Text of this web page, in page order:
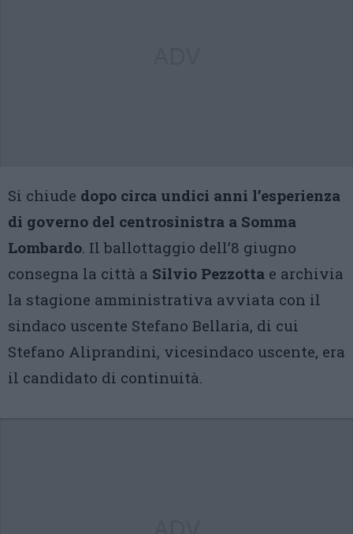
Si chiude dopo circa undici anni l’esperienza
di governo del centrosinistra a Somma
Lombardo. Il ballottaggio dell’8 giugno
consegna la città a Silvio Pezzotta e archivia
la stagione amministrativa avviata con il
sindaco uscente Stefano Bellaria, di cui
Stefano Aliprandini, vicesindaco uscente, era
il candidato di continuità.